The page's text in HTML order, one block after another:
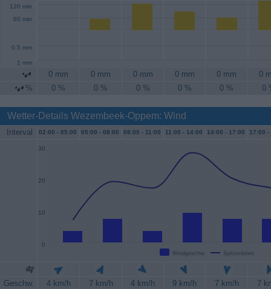
60 min
120 min
0.5 mm
1 mm
0 mm 0 mm 0 mm 0 mm 0 mm
0
%
0 % 0 % 0 % 0 % 0 % 0
Wetter-Details Wezembeek-Oppem: Wind
Interval 02:00 - 05:00 05:00 - 08:00 08:00 - 11:00 11:00 - 14:00 14:00 - 17:00 17:00 -
Windgeschw. Spitzenböen
0
10
20
30
Geschw. 4 km/h 7 km/h 4 km/h 9 km/h 7 km/h
7